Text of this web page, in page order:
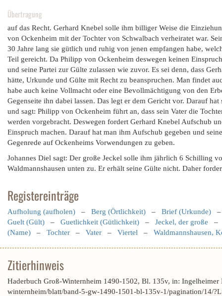
Übertragung
auf das Recht. Gerhard Knebel solle ihm billiger Weise die
von Ockenheim mit der Tochter von Schwalbach verheiratet war.
30 Jahre lang sie gütlich und ruhig von jenen empfangen habe,
Teil gereicht. Da Philipp von Ockenheim deswegen keinen
und seine Partei zur Gülte zulassen wie zuvor. Es sei denn, dass
hätte, Urkunde und Gülte mit Recht zu beanspruchen. Man findet
habe auch keine Vollmacht oder eine Bevollmächtigung von den
Gegenseite ihn dabei lassen. Das legt er dem Gericht vor. Darauf
und sagt: Philipp von Ockenheim führt an, dass sein Vater die
werden vorgebracht. Deswegen fordert Gerhard Knebel Aufschub
Einspruch machen. Darauf hat man ihm Aufschub gegeben und
Gegenrede auf Ockenheims Vorwendungen zu geben.
Johannes Diel sagt: Der große Jeckel solle ihm jährlich 6 Schilling
Waldmannshausen unten zu. Er erhält seine Gülte nicht. Daher
Registereinträge
Aufholung (aufholen) – Berg (Örtlichkeit) – Brief (Urkunde)
Guelt (Gült) – Guetlichkeit (Gütlichkeit) – Jeckel, der große
(Name) – Tochter – Vater – Viertel – Waldmannshausen,
Zitierhinweis
Haderbuch Groß-Winternheim 1490-1502, Bl. 135v, in:
winternheim/blatt/band-5-gw-1490-1501-bl-135v-1/pagination/14/